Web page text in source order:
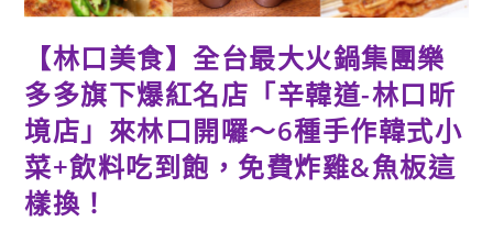
多
鍋」
超
美
二
代
改
裝
店，
宵
夜
【林口美食】全台最大火鍋集團樂
多多旗下爆紅名店「辛韓道-林口昕
境店」來林口開囉～6種手作韓式小
菜+飲料吃到飽，免費炸雞&魚板這
樣換！